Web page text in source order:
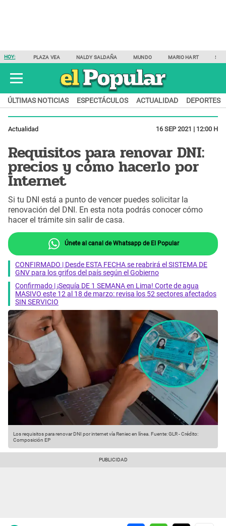
HOY: PLAZA VEA NALDY SALDAÑA MUNDO MARIO HART
ÚLTIMAS NOTICIAS ESPECTÁCULOS ACTUALIDAD DEPORTES
Actualidad 16 SEP 2021 | 12:00 H
Requisitos para renovar DNI:
precios y cómo hacerlo por
Internet
Si tu DNI está a punto de vencer puedes solicitar la
renovación del DNI. En esta nota podrás conocer cómo
hacer el trámite sin salir de casa.
Únete al canal de Whatsapp de El Popular
CONFIRMADO | Desde ESTA FECHA se reabrirá el SISTEMA DE
GNV para los grifos del país según el Gobierno
Confirmado | ¡Sequía DE 1 SEMANA en Lima! Corte de agua
MASIVO este 12 al 18 de marzo: revisa los 52 sectores afectados
SIN SERVICIO
Los requisitos para renovar DNI por internet vía Reniec en línea. Fuente: GLR-Crédito:
Composición EP